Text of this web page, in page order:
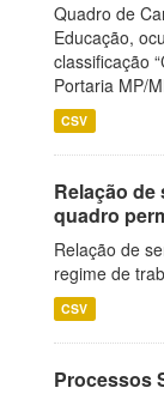
Quadro de
Educação,
classificação
Portaria MP/
CSV
Relação
quadro
Relação de
regime de
CSV
Processos